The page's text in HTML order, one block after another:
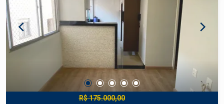
R$ 175.000,00